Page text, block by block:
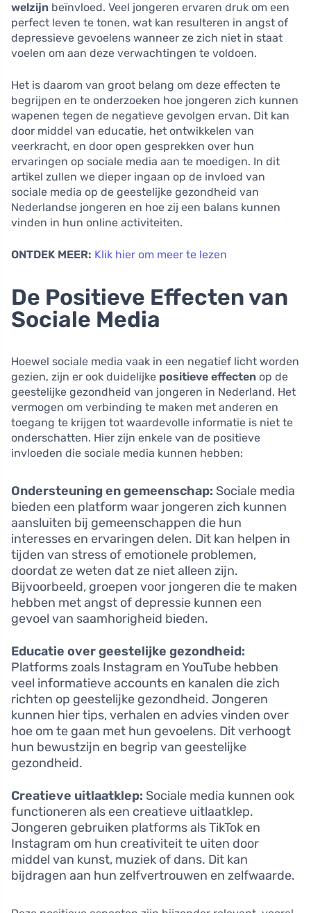
welzijn beïnvloed. Veel jongeren ervaren druk om een
perfect leven te tonen, wat kan resulteren in angst of
depressieve gevoelens wanneer ze zich niet in staat
voelen om aan deze verwachtingen te voldoen.
Het is daarom van groot belang om deze effecten te
begrijpen en te onderzoeken hoe jongeren zich kunnen
wapenen tegen de negatieve gevolgen ervan. Dit kan
door middel van educatie, het ontwikkelen van
veerkracht, en door open gesprekken over hun
ervaringen op sociale media aan te moedigen. In dit
artikel zullen we dieper ingaan op de invloed van
sociale media op de geestelijke gezondheid van
Nederlandse jongeren en hoe zij een balans kunnen
vinden in hun online activiteiten.
ONTDEK MEER: Klik hier om meer te lezen
De Positieve Effecten van
Sociale Media
Hoewel sociale media vaak in een negatief licht worden
gezien, zijn er ook duidelijke positieve effecten op de
geestelijke gezondheid van jongeren in Nederland. Het
vermogen om verbinding te maken met anderen en
toegang te krijgen tot waardevolle informatie is niet te
onderschatten. Hier zijn enkele van de positieve
invloeden die sociale media kunnen hebben:
Ondersteuning en gemeenschap: Sociale media
bieden een platform waar jongeren zich kunnen
aansluiten bij gemeenschappen die hun
interesses en ervaringen delen. Dit kan helpen in
tijden van stress of emotionele problemen,
doordat ze weten dat ze niet alleen zijn.
Bijvoorbeeld, groepen voor jongeren die te maken
hebben met angst of depressie kunnen een
gevoel van saamhorigheid bieden.
Educatie over geestelijke gezondheid:
Platforms zoals Instagram en YouTube hebben
veel informatieve accounts en kanalen die zich
richten op geestelijke gezondheid. Jongeren
kunnen hier tips, verhalen en advies vinden over
hoe om te gaan met hun gevoelens. Dit verhoogt
hun bewustzijn en begrip van geestelijke
gezondheid.
Creatieve uitlaatklep: Sociale media kunnen ook
functioneren als een creatieve uitlaatklep.
Jongeren gebruiken platforms als TikTok en
Instagram om hun creativiteit te uiten door
middel van kunst, muziek of dans. Dit kan
bijdragen aan hun zelfvertrouwen en zelfwaarde.